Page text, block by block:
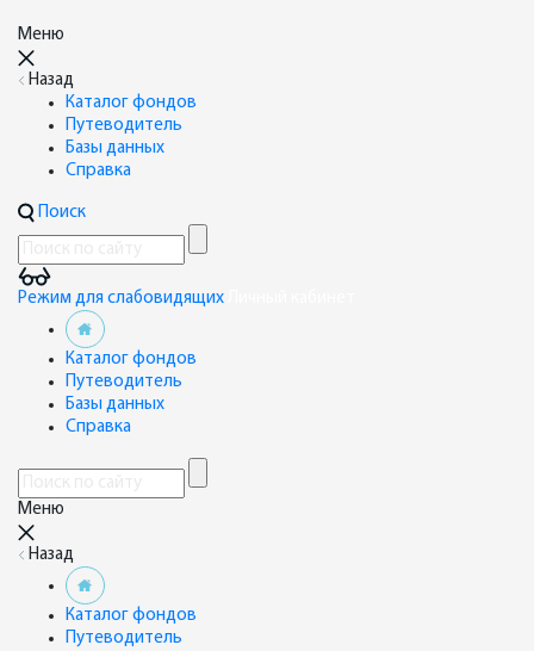
Меню
Назад
Каталог фондов
Путеводитель
Базы данных
Справка
Поиск
Режим для слабовидящих
Каталог фондов
Путеводитель
Базы данных
Справка
Меню
Назад
Каталог фондов
Путеводитель